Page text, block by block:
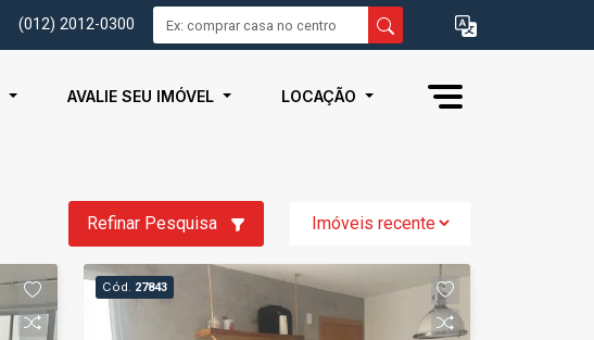
(012) 2012-0300
AVALIE SEU IMÓVEL LOCAÇÃO
Refinar Pesquisa
Cód. 27843